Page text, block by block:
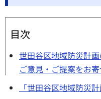
目次
世田谷区地域防災計
ご意見・ご提案をお
「世田谷区地域防災